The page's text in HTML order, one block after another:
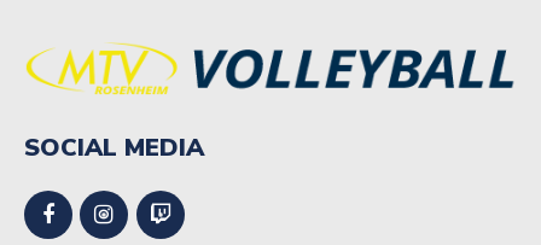
SOCIAL MEDIA